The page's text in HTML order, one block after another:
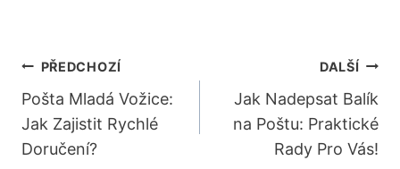
Navigace
Pro
Příspěvek
PŘEDCHOZÍ
Pošta Mladá Vožice:
Jak Zajistit Rychlé
Doručení?
DALŠÍ
Jak Nadepsat Balík
na Poštu: Praktické
Rady Pro Vás!